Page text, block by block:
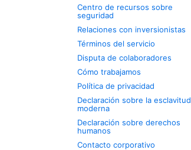
Centro de recursos sobre
seguridad
Relaciones con inversionistas
Términos del servicio
Disputa de colaboradores
Cómo trabajamos
Política de privacidad
Declaración sobre la esclavitud
moderna
Declaración sobre derechos
humanos
Contacto corporativo